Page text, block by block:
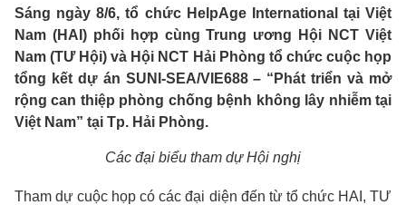
Sáng ngày 8/6, tổ chức HelpAge International tại Việt
Nam (HAI) phối hợp cùng Trung ương Hội NCT Việt
Nam (TƯ Hội) và Hội NCT Hải Phòng tổ chức cuộc họp
tổng kết dự án SUNI-SEA/VIE688 – “Phát triển và mở
rộng can thiệp phòng chống bệnh không lây nhiễm tại
Việt Nam” tại Tp. Hải Phòng.
Các đại biểu tham dự Hội nghị
Tham dự cuộc họp có các đại diện đến từ tổ chức HAI, TƯ